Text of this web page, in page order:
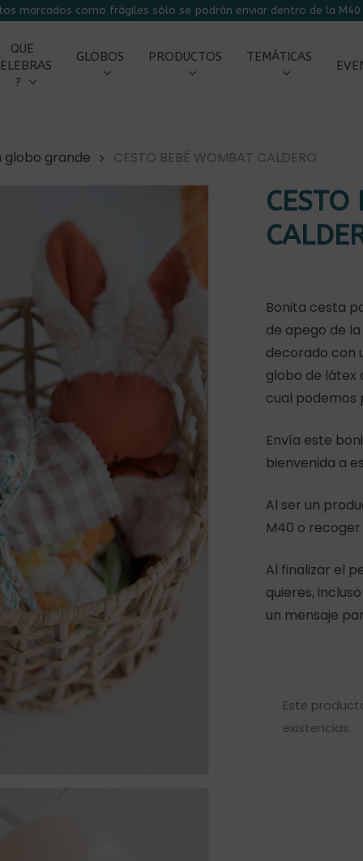
marcados como frágiles sólo se podrán enviar dentro de la M40
QUE
?
GLOBOS PRODUCTOS TEMÁTICAS
globo grande CESTO BEBÉ WOMBAT CALDERO
Bonita cesta
de apego de
decorado con
globo de látex
cual podemos
Envía este
bienvenida a
Al ser un
M40 o
Al finalizar el
quieres,
un mensaje
Este
existencias.